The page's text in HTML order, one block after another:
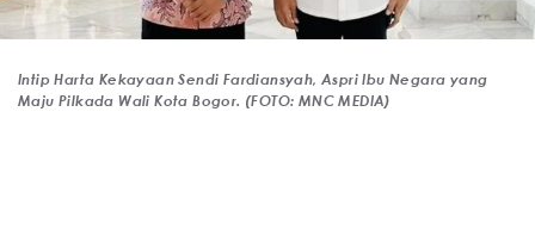
Intip Harta Kekayaan Sendi Fardiansyah, Aspri Ibu Negara yang
Maju Pilkada Wali Kota Bogor. (FOTO: MNC MEDIA)